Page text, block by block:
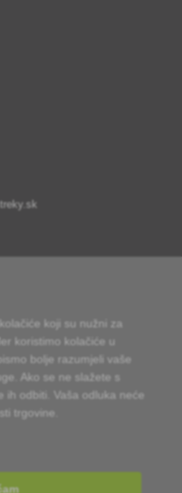
savjetovati
od 24 sata
ponedjeljka do petka
koji su nužni za
koristimo kolačiće u
bolje razumjeli vaše
Ako se ne slažete s
ih odbiti. Vaša odluka neće
trgovine.